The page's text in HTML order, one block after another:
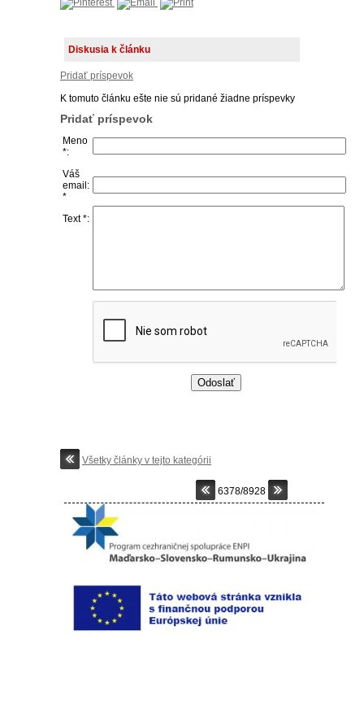
Diskusia k článku
Pridať príspevok
K tomuto článku ešte nie sú pridané žiadne príspevky
Pridať príspevok
Meno
*:
Váš
email:
*
Text *:
Všetky články v tejto kategórii
6378/8928